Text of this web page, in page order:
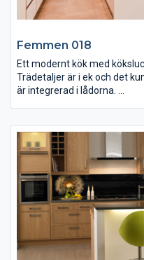
Femmen 018
Ett modernt kök med
Trädetaljer är i ek och det
är integrerad i lådorna.
med RGB-belysning som
stänkskyddet är det ett
Maskinparken är från Miele